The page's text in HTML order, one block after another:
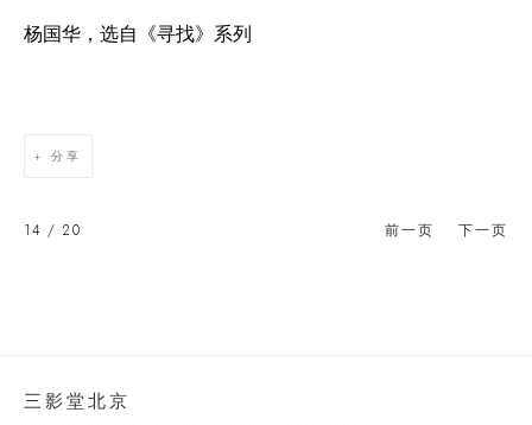
杨国华，选自《寻找》系列
分享
前一页 下一页
14 / 20
三影堂北京